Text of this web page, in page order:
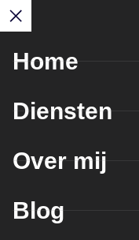
Home
Diensten
Over mij
Blog